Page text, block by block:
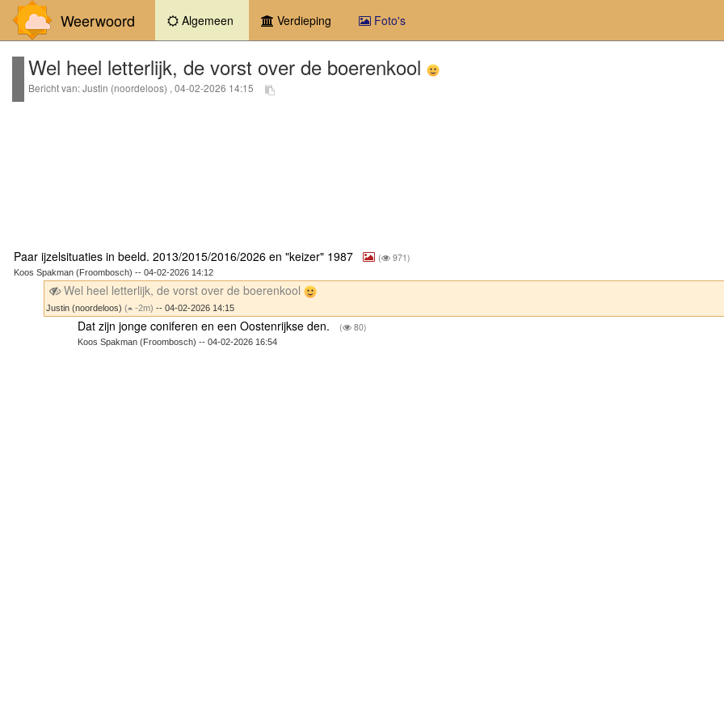
Weerwoord Algemeen (current)Verdieping Foto's
Wel heel letterlijk, de vorst over de boerenkool
Bericht van: Justin (noordeloos) , 04-02-2026 14:15
Paar ijzelsituaties in beeld. 2013/2015/2016/2026 en "keizer" 1987 ( 971)
Koos Spakman (Froombosch) -- 04-02-2026 14:12
Wel heel letterlijk, de vorst over de boerenkool
Justin (noordeloos)( -2m) -- 04-02-2026 14:15
Dat zijn jonge coniferen en een Oostenrijkse den. ( 80)
Koos Spakman (Froombosch) -- 04-02-2026 16:54